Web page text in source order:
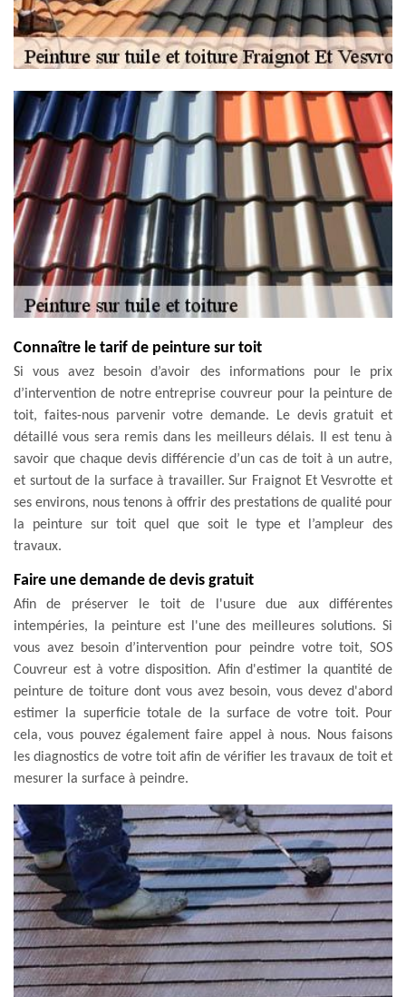
Connaître le tarif de peinture sur toit
Si vous avez besoin d’avoir des informations pour le prix
d’intervention de notre entreprise couvreur pour la peinture de
toit, faites-nous parvenir votre demande. Le devis gratuit et
détaillé vous sera remis dans les meilleurs délais. Il est tenu à
savoir que chaque devis différencie d’un cas de toit à un autre,
et surtout de la surface à travailler. Sur Fraignot Et Vesvrotte et
ses environs, nous tenons à offrir des prestations de qualité pour
la peinture sur toit quel que soit le type et l’ampleur des
travaux.
Faire une demande de devis gratuit
Afin de préserver le toit de l'usure due aux différentes
intempéries, la peinture est l'une des meilleures solutions. Si
vous avez besoin d’intervention pour peindre votre toit, SOS
Couvreur est à votre disposition. Afin d'estimer la quantité de
peinture de toiture dont vous avez besoin, vous devez d'abord
estimer la superficie totale de la surface de votre toit. Pour
cela, vous pouvez également faire appel à nous. Nous faisons
les diagnostics de votre toit afin de vérifier les travaux de toit et
mesurer la surface à peindre.